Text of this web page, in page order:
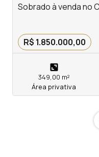
Sobrado à venda no
R$ 1.850.000,00
349,00 m²
Área privativa